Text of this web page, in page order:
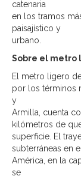
catenaria
en los tramos
paisajístico y
urbano.
Sobre el metro
El metro ligero
por los términos
y
Armilla, cuenta
kilómetros de
superficie. El
subterráneas en
América, en la
se